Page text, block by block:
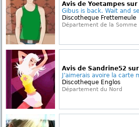
Avis de Yoetampes sur
Gibus is back. Wait and
Discotheque Frettemeule
Département de la Somme
Avis de Sandrine52
J'aimerais avoire la carte
Discotheque Englos
Département du Nord